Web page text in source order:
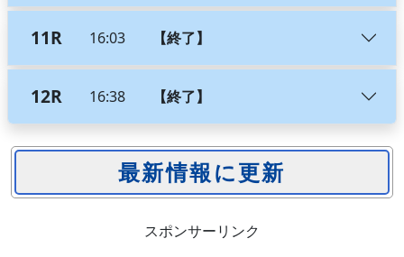
11R 16:03 【終了】
12R 16:38 【終了】
スポンサーリンク